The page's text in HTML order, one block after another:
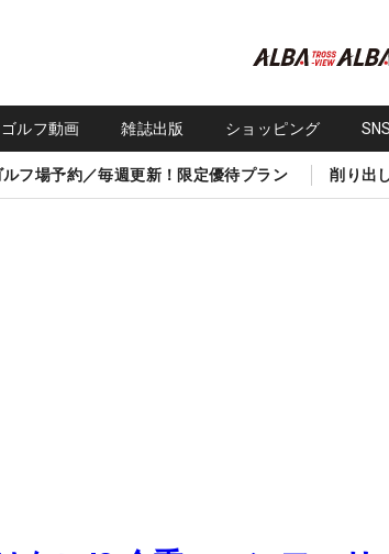
ゴルフ動画 雑誌出版 ショッピング
ルフ場予約／毎週更新！限定優待プラン 削り出